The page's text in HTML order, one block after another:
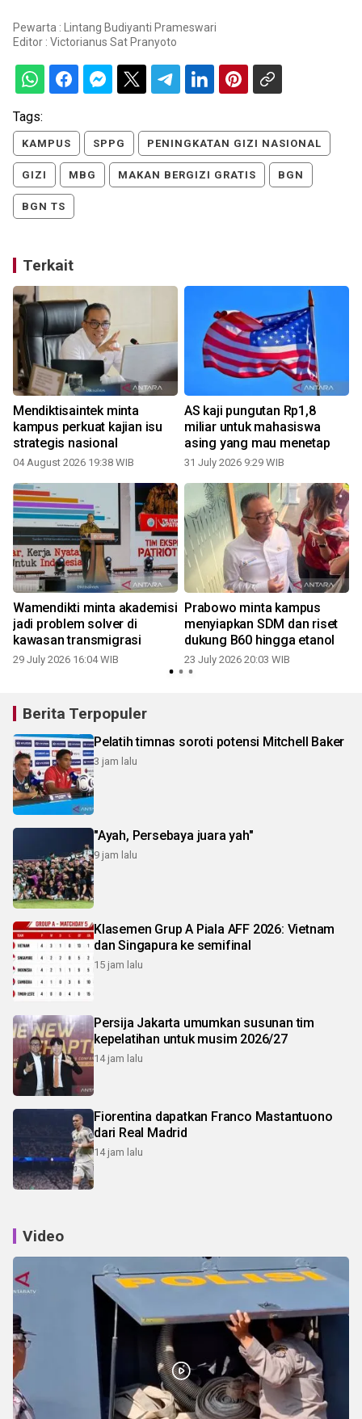
Pewarta : Lintang Budiyanti Prameswari
Editor : Victorianus Sat Pranyoto
Tags:
KAMPUS SPPG PENINGKATAN GIZI NASIONAL
GIZI MBG MAKAN BERGIZI GRATIS BGN
BGN TS
Terkait
Mendiktisaintek minta
kampus perkuat kajian isu
strategis nasional
04 August 2026 19:38 WIB
AS kaji pungutan Rp1,8
miliar untuk mahasiswa
asing yang mau menetap
31 July 2026 9:29 WIB
Wamendikti minta akademisi
jadi problem solver di
kawasan transmigrasi
29 July 2026 16:04 WIB
Prabowo minta kampus
menyiapkan SDM dan riset
dukung B60 hingga etanol
23 July 2026 20:03 WIB
Berita Terpopuler
Pelatih timnas soroti potensi Mitchell Baker
3 jam lalu
"Ayah, Persebaya juara yah"
9 jam lalu
Klasemen Grup A Piala AFF 2026: Vietnam
dan Singapura ke semifinal
15 jam lalu
Persija Jakarta umumkan susunan tim
kepelatihan untuk musim 2026/27
14 jam lalu
Fiorentina dapatkan Franco Mastantuono
dari Real Madrid
14 jam lalu
Video